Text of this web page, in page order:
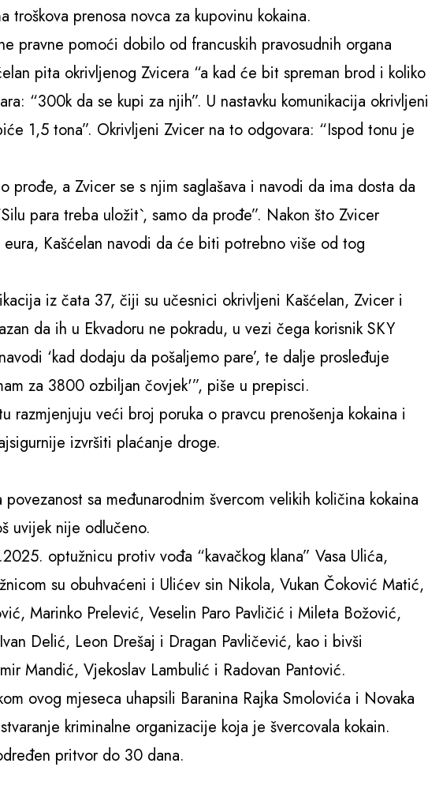
troškova prenosa novca za kupovinu kokaina.
pravne pomoći dobilo od francuskih pravosudnih organa
pita okrivljenog Zvicera “a kad će bit spreman brod i koliko
“300k da se kupi za njih”. U nastavku komunikacija okrivljeni
1,5 tona”. Okrivljeni Zvicer na to odgovara: “Ispod tonu je
prođe, a Zvicer se s njim saglašava i navodi da ima dosta da
para treba uložit`, samo da prođe”. Nakon što Zvicer
eura, Kašćelan navodi da će biti potrebno više od tog
iz čata 37, čiji su učesnici okrivljeni Kašćelan, Zvicer i
da ih u Ekvadoru ne pokradu, u vezi čega korisnik SKY
‘kad dodaju da pošaljemo pare’, te dalje prosleđuje
za 3800 ozbiljan čovjek'”, piše u prepisci.
razmjenjuju veći broj poruka o pravcu prenošenja kokaina i
izvršiti plaćanje droge.
sa međunarodnim švercom velikih količina kokaina
uvijek nije odlučeno.
optužnicu protiv vođa “kavačkog klana” Vasa Ulića,
su obuhvaćeni i Ulićev sin Nikola, Vukan Čoković Matić,
Marinko Prelević, Veselin Paro Pavličić i Mileta Božović,
Delić, Leon Drešaj i Dragan Pavličević, kao i bivši
Mandić, Vjekoslav Lambulić i Radovan Pantović.
ovog mjeseca uhapsili Baranina Rajka Smolovića i Novaka
kriminalne organizacije koja je švercovala kokain.
pritvor do 30 dana.